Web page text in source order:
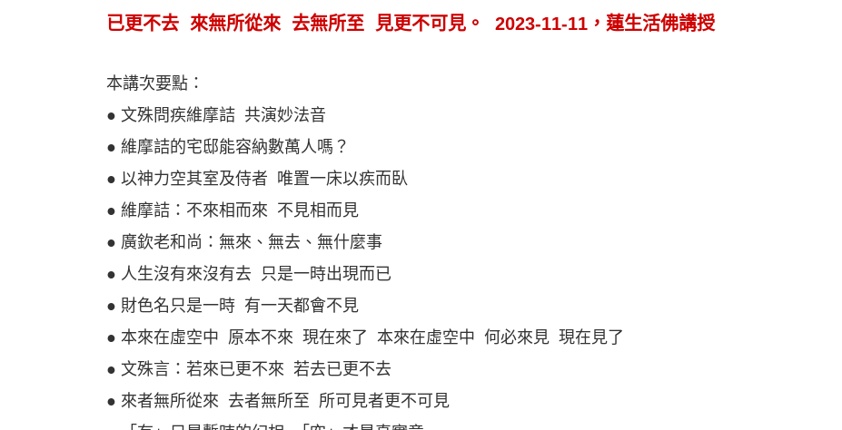
已更不去 來無所從來 去無所至 見更不可見。 2023-11-11，蓮生活佛講授
本講次要點：
● 文殊問疾維摩詰 共演妙法音
● 維摩詰的宅邸能容納數萬人嗎？
● 以神力空其室及侍者 唯置一床以疾而臥
● 維摩詰：不來相而來 不見相而見
● 廣欽老和尚：無來、無去、無什麼事
● 人生沒有來沒有去 只是一時出現而已
● 財色名只是一時 有一天都會不見
● 本來在虛空中 原本不來 現在來了 本來在虛空中 何必來見 現在見了
● 文殊言：若來已更不來 若去已更不去
● 來者無所從來 去者無所至 所可見者更不可見